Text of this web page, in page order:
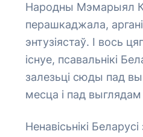
Народны Мэмарыял
перашкаджала,
энтузіястаў. І вось
існуе, псавальнікі
залезьці сюды пад
месца і пад
Ненавісьнікі